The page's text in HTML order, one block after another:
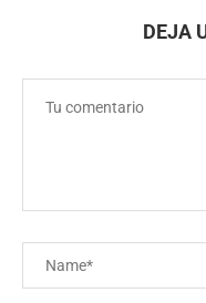
DEJA